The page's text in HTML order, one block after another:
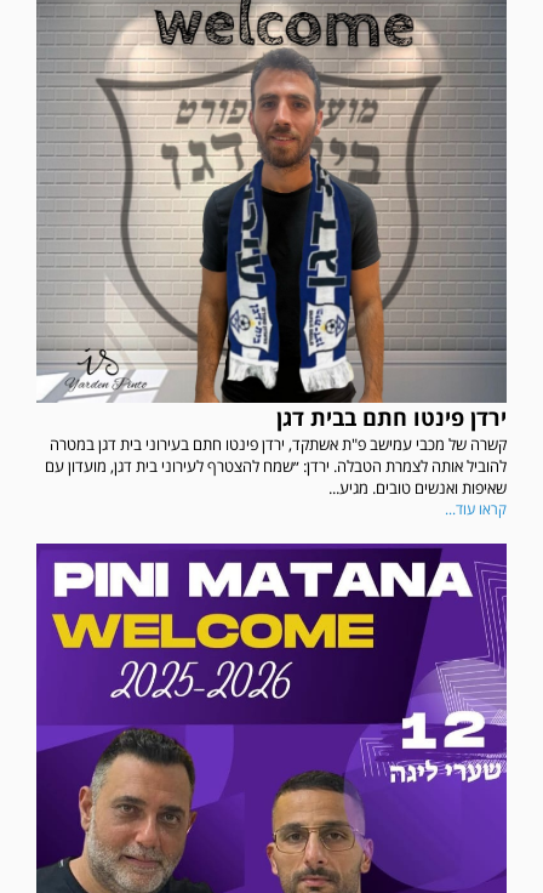
ירדן פינטו חתם בבית דגן
קשרה של מכבי עמישב פ"ת אשתקד, ירדן פינטו חתם בעירוני בית דגן במטרה
להוביל אותה לצמרת הטבלה. ירדן: ״שמח להצטרף לעירוני בית דגן, מועדון עם
שאיפות ואנשים טובים. מגיע...
קראו עוד...